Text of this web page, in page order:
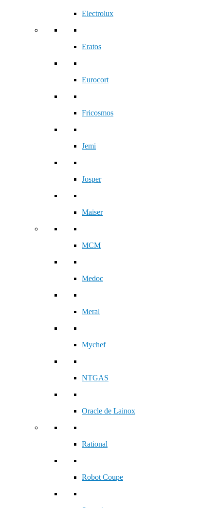
Electrolux
Eratos
Eurocort
Fricosmos
Jemi
Josper
Maiser
MCM
Medoc
Meral
Mychef
NTGAS
Oracle de Lainox
Rational
Robot Coupe